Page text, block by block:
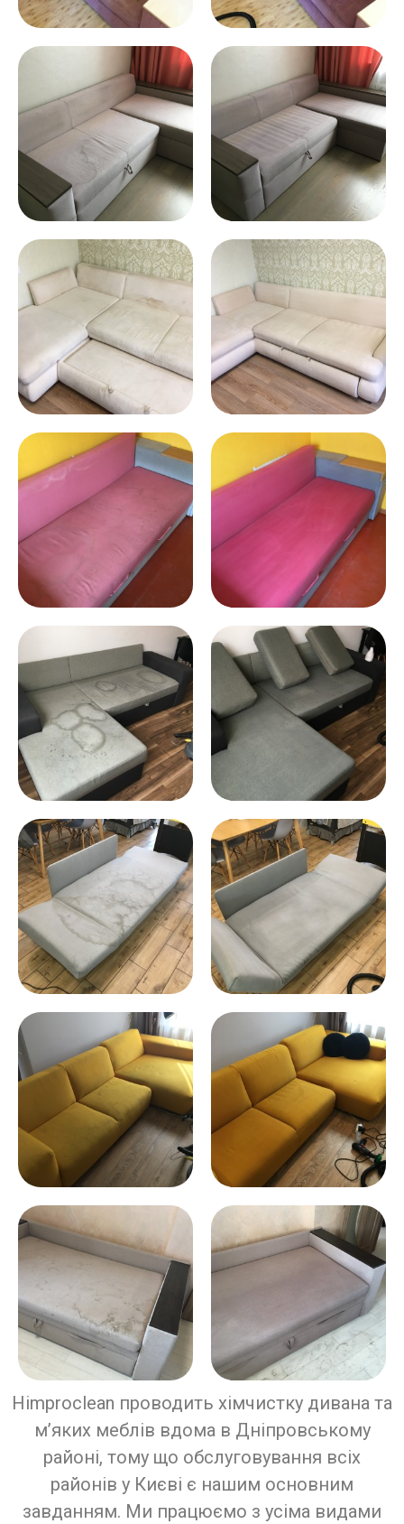
Himproclean проводить хімчистку дивана та
м’яких меблів вдома в Дніпровському
районі, тому що обслуговування всіх
районів у Києві є нашим основним
завданням. Ми працюємо з усіма видами